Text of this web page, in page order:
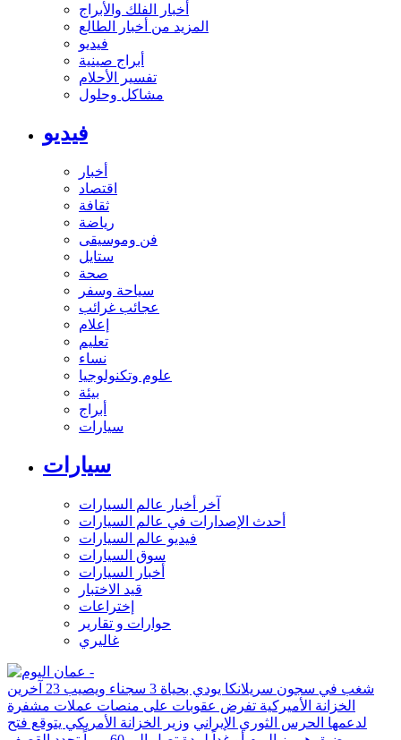
أخبار الفلك والأبراج
المزيد من أخبار الطالع
فيديو
أبراج صينية
تفسير الأحلام
مشاكل وحلول
فيديو
أخبار
اقتصاد
ثقافة
رياضة
فن وموسيقى
ستايل
صحة
سياحة وسفر
عجائب غرائب
إعلام
تعليم
نساء
علوم وتكنولوجيا
بيئة
أبراج
سيارات
سيارات
آخر أخبار عالم السيارات
أحدث الإصدارات في عالم السيارات
فيديو عالم السيارات
سوق السيارات
أخبار السيارات
قيد الاختبار
إختراعات
حوارات و تقارير
غاليري
شغب في سجون سريلانكا يودي بحياة 3 سجناء ويصيب 23 آخرين
الخزانة الأميركية تفرض عقوبات على منصات عملات مشفرة
لدعمها الحرس الثوري الإيراني وزير الخزانة الأمريكي يتوقع فتح